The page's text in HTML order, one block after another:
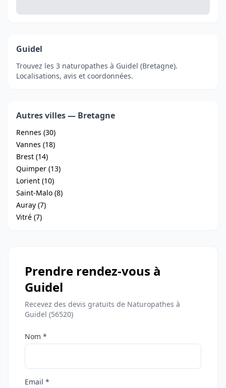
Guidel
Trouvez les 3 naturopathes à Guidel (Bretagne).
Localisations, avis et coordonnées.
Autres villes — Bretagne
Rennes (30)
Vannes (18)
Brest (14)
Quimper (13)
Lorient (10)
Saint-Malo (8)
Auray (7)
Vitré (7)
Prendre rendez-vous à
Guidel
Recevez des devis gratuits de Naturopathes à
Guidel (56520)
Nom *
Email *